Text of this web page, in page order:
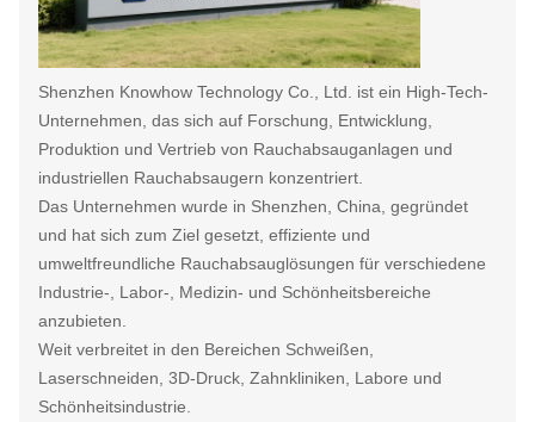
Shenzhen Knowhow Technology Co., Ltd. ist ein High-Tech-
Unternehmen, das sich auf Forschung, Entwicklung,
Produktion und Vertrieb von Rauchabsauganlagen und
industriellen Rauchabsaugern konzentriert.
Das Unternehmen wurde in Shenzhen, China, gegründet
und hat sich zum Ziel gesetzt, effiziente und
umweltfreundliche Rauchabsauglösungen für verschiedene
Industrie-, Labor-, Medizin- und Schönheitsbereiche
anzubieten.
Weit verbreitet in den Bereichen Schweißen,
Laserschneiden, 3D-Druck, Zahnkliniken, Labore und
Schönheitsindustrie.